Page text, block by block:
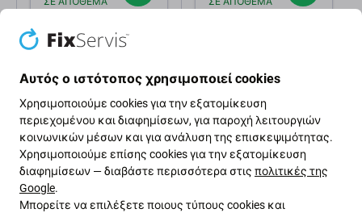
Περιγραφή και προδιαγραφές Αποστολές και επιστροφές
Αυτός ο ιστότοπος χρησιμοποιεί cookies
Χρησιμοποιούμε cookies για την εξατομίκευση
περιεχομένου και διαφημίσεων, για παροχή λειτουργιών
κοινωνικών μέσων και για ανάλυση της επισκεψιμότητας.
Χρησιμοποιούμε επίσης cookies για την εξατομίκευση
διαφημίσεων — διαβάστε περισσότερα στις πολιτικές της
Google.
Μπορείτε να επιλέξετε ποιους τύπους cookies και